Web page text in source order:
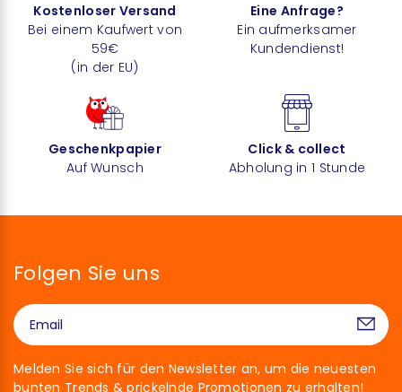
Kostenloser Versand
Bei einem Kaufwert von
59€
(in der EU)
Eine Anfrage?
Ein aufmerksamer
Kundendienst!
Geschenkpapier
Auf Wunsch
Click & collect
Abholung in 1 Stunde
Folgen Sie uns
Melden Sie sich für den Newsletter an, um die neuesten
bunten Trends & prickelnde Promotionen zu erhalten!